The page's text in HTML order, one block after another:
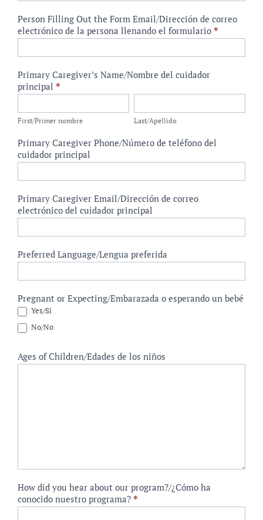
Person Filling Out the Form Email/Dirección de correo
electrónico de la persona llenando el formulario *
Primary Caregiver’s Name/Nombre del cuidador
principal *
nombre
First/Primer nombre Last/Apellido
Primary Caregiver Phone/Número de teléfono del
cuidador principal
Primary Caregiver Email/Dirección de correo
electrónico del cuidador principal
Preferred Language/Lengua preferida
Pregnant or Expecting/Embarazada o esperando un bebé
Yes/Si
No/No
Ages of Children/Edades de los niños
How did you hear about our program?/¿Cómo ha
conocido nuestro programa? *